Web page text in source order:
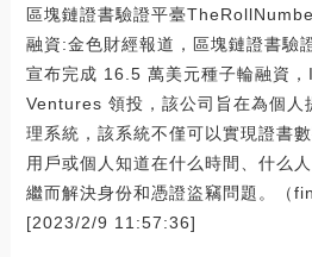
區塊鏈證書驗證平臺
融資:金色財經報道，區塊鏈證書驗
宣布完成 16.5 萬美元種子輪融資
Ventures 領投，該公司旨在為個人
理系統，該系統不僅可以實現證書
用戶或個人知道在什么時間、什么
繼而解決身份和憑證盜竊問題。（
[2023/2/9 11:57:36]